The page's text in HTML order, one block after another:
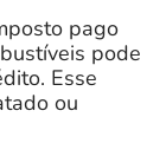
pago
pode
Esse
ou